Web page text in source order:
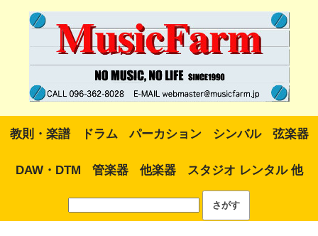
教則・楽譜 ドラム パーカション シンバル 弦楽器
DAW・DTM 管楽器 他楽器 スタジオ レンタル 他